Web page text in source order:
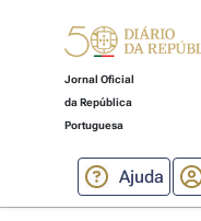
Jornal Oficial
da República
Portuguesa
Ajuda